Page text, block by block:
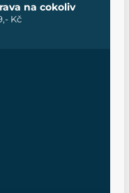
na cokoliv
Kč